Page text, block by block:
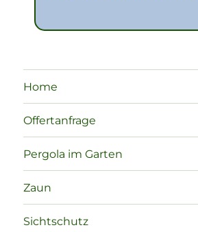
Home
Offertanfrage
Pergola im Garten
Zaun
Sichtschutz